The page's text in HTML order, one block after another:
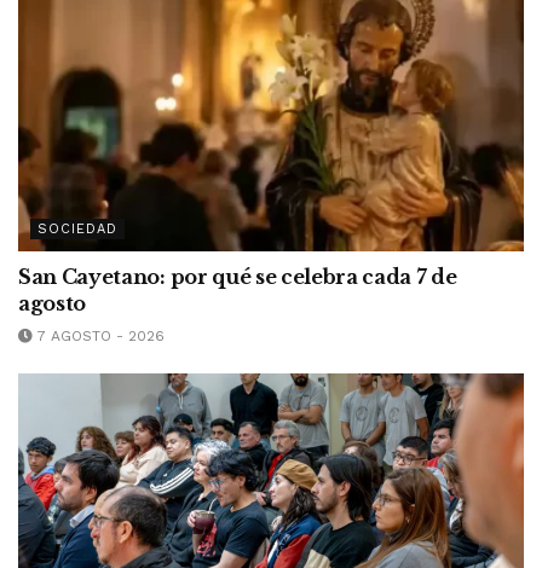
SOCIEDAD
San Cayetano: por qué se celebra cada 7 de
agosto
7 AGOSTO - 2026